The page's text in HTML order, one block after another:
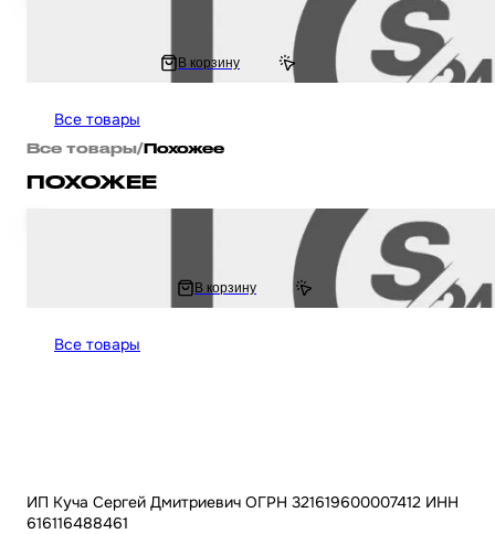
Кран топливный ручной на китайский квадроцикл ATV подвесной, одно
В корзину
Все товары
Все товары/Похожее
ПОХОЖЕЕ
Бензонасос электрический на скутер Yamaha JOG SA36J VINO SA26J
В корзину
Все товары
ИП Куча Сергей Дмитриевич ОГРН 321619600007412 ИНН
616116488461